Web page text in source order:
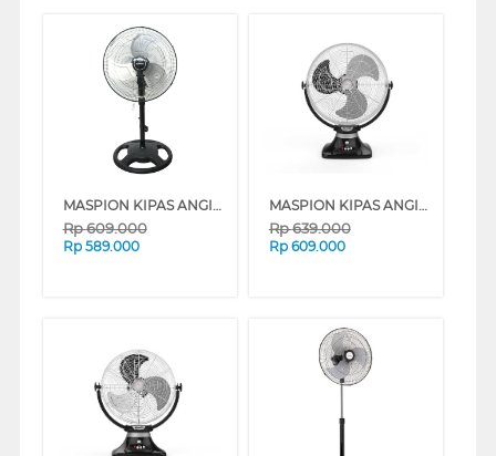
MASPION KIPAS ANGIN INDUSTRI INDUSTRIAL FAN PW458W
Rp609.000
Rp 589.000
MASPION KIPAS ANGIN INDUSTRI INDUSTRIAL FAN PW509
Rp639.000
Rp 609.000